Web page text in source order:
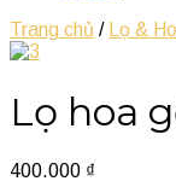
Trang chủ / Lọ &
Lọ hoa
400.000 ₫